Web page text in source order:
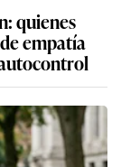
quienes
empatía